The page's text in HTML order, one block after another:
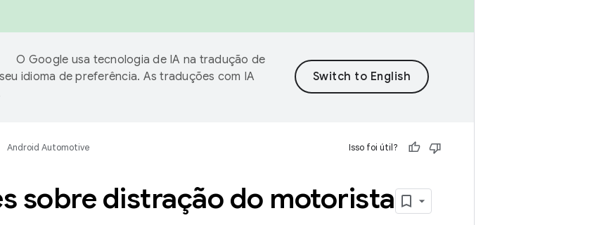
O Google usa tecnologia de IA na tradução de
idioma de preferência. As traduções com IA
Android Automotive Isso foi útil?
sobre distração do motorista